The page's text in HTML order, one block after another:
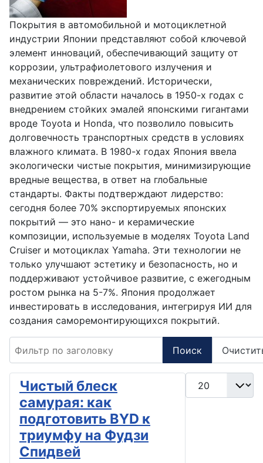
Покрытия в автомобильной и мотоциклетной
индустрии Японии представляют собой ключевой
элемент инноваций, обеспечивающий защиту от
коррозии, ультрафиолетового излучения и
механических повреждений. Исторически,
развитие этой области началось в 1950-х годах с
внедрением стойких эмалей японскими гигантами
вроде Toyota и Honda, что позволило повысить
долговечность транспортных средств в условиях
влажного климата. В 1980-х годах Япония ввела
экологически чистые покрытия, минимизирующие
вредные вещества, в ответ на глобальные
стандарты. Факты подтверждают лидерство:
сегодня более 70% экспортируемых японских
покрытий — это нано- и керамические
композиции, используемые в моделях Toyota Land
Cruiser и мотоциклах Yamaha. Эти технологии не
только улучшают эстетику и безопасность, но и
поддерживают устойчивое развитие, с ежегодным
ростом рынка на 5-7%. Япония продолжает
инвестировать в исследования, интегрируя ИИ для
создания саморемонтирующихся покрытий.
Поиск
Кол-во строк:
Чистый блеск
самурая: как
подготовить BYD к
триумфу на Фудзи
Спидвей